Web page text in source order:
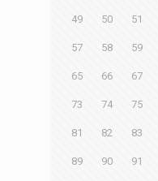
49 50 51
57 58 59
65 66 67
73 74 75
81 82 83
89 90 91